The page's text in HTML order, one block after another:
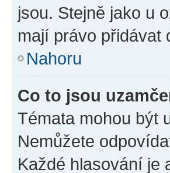
jsou. Stejně jako u
mají právo přidávat
Nahoru
Co to jsou
Témata mohou být
Nemůžete
Každé hlasování je